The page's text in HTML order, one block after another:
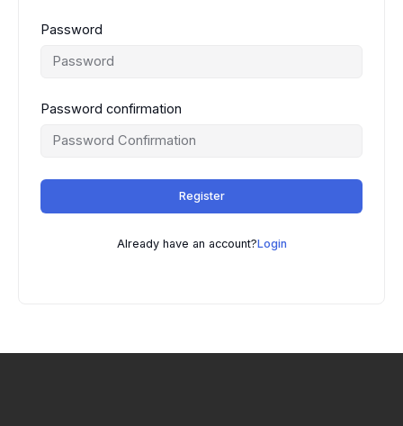
Password
Password confirmation
Register
Already have an account?Login